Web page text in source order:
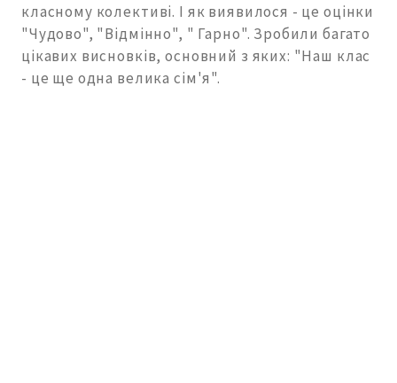
класному колективі. І як виявилося - це оцінки
"Чудово", "Відмінно", " Гарно". Зробили багато
цікавих висновків, основний з яких: "Наш клас
- це ще одна велика сім'я".